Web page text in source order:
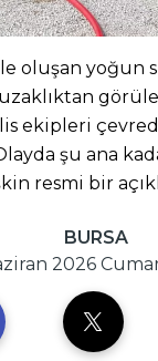
oluşan yoğun
ekipleri
şu ana
resmi bir
BURSA
2026